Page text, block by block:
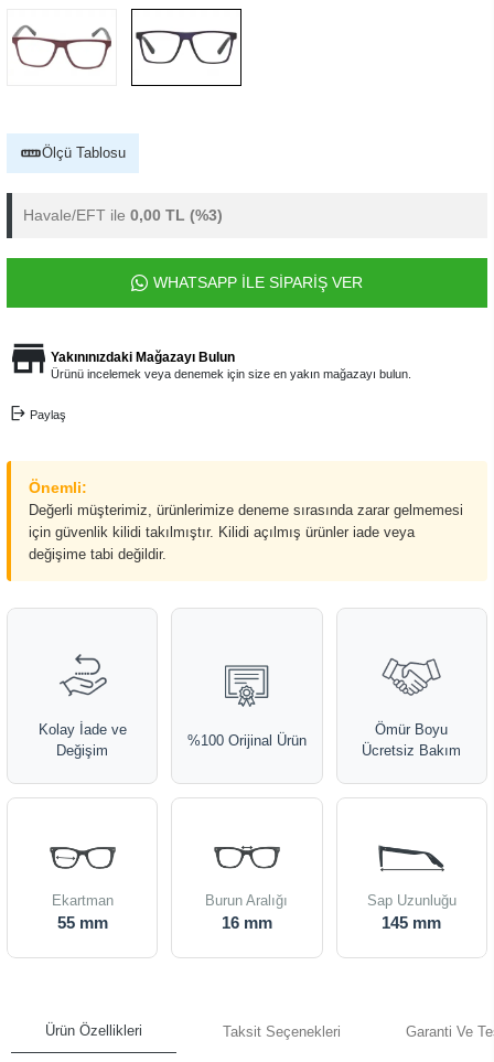
Ölçü Tablosu
Havale/EFT ile 0,00 TL (%3)
WHATSAPP İLE SİPARİŞ VER
Yakınınızdaki Mağazayı Bulun
Ürünü incelemek veya denemek için size en yakın mağazayı bulun.
Paylaş
Önemli:
Değerli müşterimiz, ürünlerimize deneme sırasında zarar gelmemesi
için güvenlik kilidi takılmıştır. Kilidi açılmış ürünler iade veya
değişime tabi değildir.
Kolay İade ve
Değişim
%100 Orijinal Ürün
Ömür Boyu
Ücretsiz Bakım
Ekartman
55 mm
Burun Aralığı
16 mm
Sap Uzunluğu
145 mm
Ürün Özellikleri Taksit Seçenekleri Garanti Ve